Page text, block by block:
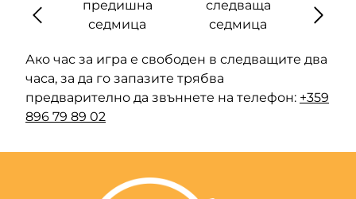
предишна
седмица
следваща
седмица
Ако час за игра е свободен в следващите два
часа, за да го запазите трябва
предварително да звъннете на телефон: +359
896 79 89 02